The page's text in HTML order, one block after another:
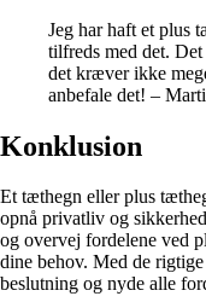
Jeg har haft et plus
tilfreds med det.
det kræver ikke
anbefale det! –
Konklusion
Et tæthegn eller plus
opnå privatliv og
og overvej fordelene ved
dine behov. Med de
beslutning og nyde alle